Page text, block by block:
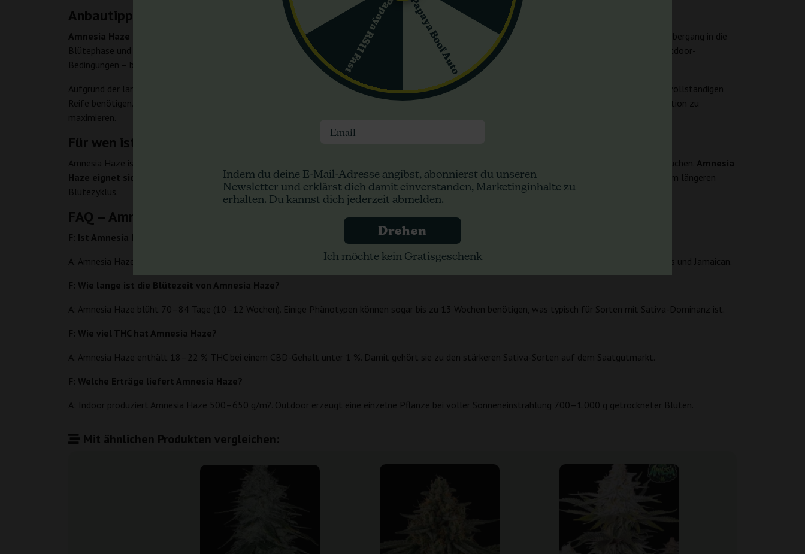
Anbautipps
Amnesia Haze bevorzugt ein mediterranes Klima
mit Temperaturen im Bereich von 21–27 °C. Indoor verdoppelt die Pflanze ihre Höhe nach dem Übergang in die
Blütephase und erreicht schließlich 150–180 cm. Bei einer Beleuchtung von 600 W erzeugtAmnesia HazeErträge von 500–650 g/m?, und unter Outdoor-
Bedingungen – bei voller Sonneneinstrahlung – kann eine einzelne Pflanze sogar 700–1.000 g getrockneter Blüten produzieren.
Aufgrund der langen Blütezeit (70–84 Tage) erfordert
Amnesia HazeGeduld vom Grower. Einige Phänotypen können sogar bis zu 13 Wochen bis zur vollständigen
Reife benötigen. LST-Techniken (Low Stress Training) und SCROG helfen dabei, die ausgedehnte Pflanzenstruktur zu kontrollieren und die Blütenproduktion zu
maximieren.
Für wen ist Amnesia Haze geeignet?
Amnesia Haze ist die ideale Wahl für Grower, die eine klassische, mehrfach preisgekrönte Sativa-Sorte mit hohem THC und beeindruckenden Erträgen suchen. Amnesia
Haze eignet sich sowohl für den Indoor- als auch den Outdoor-Anbau, erfordert jedoch Erfahrung im Umgang mit hohen Sativa-Pflanzen und einem längeren
Blütezyklus.
FAQ – Amnesia Haze
F: Ist Amnesia Haze eine Sativa oder Indica?
A: Amnesia Haze ist eine Sorte mit Sativa-Dominanz – 80 % Sativa und 20 % Indica. Ihre Genetik stammt aus der Kreuzung von Afghani, Hawaiian, Laos und Jamaican.
F: Wie lange ist die Blütezeit von Amnesia Haze?
A: Amnesia Haze blüht 70–84 Tage (10–12 Wochen). Einige Phänotypen können sogar bis zu 13 Wochen benötigen, was typisch für Sorten mit Sativa-Dominanz ist.
F: Wie viel THC hat Amnesia Haze?
A: Amnesia Haze enthält 18–22 % THC bei einem CBD-Gehalt unter 1 %. Damit gehört sie zu den stärkeren Sativa-Sorten auf dem Saatgutmarkt.
F: Welche Erträge liefert Amnesia Haze?
A: Indoor produziert Amnesia Haze 500–650 g/m?. Outdoor erzeugt eine einzelne Pflanze bei voller Sonneneinstrahlung 700–1.000 g getrockneter Blüten.
Mit ähnlichen Produkten vergleichen:
Papaya Boof Auto
Papaya RS11 Fast
Email
Indem du deine E-Mail-Adresse angibst, abonnierst du unseren
Newsletter und erklärst dich damit einverstanden, Marketinginhalte zu
erhalten. Du kannst dich jederzeit abmelden.
Drehen
Ich möchte kein Gratisgeschenk